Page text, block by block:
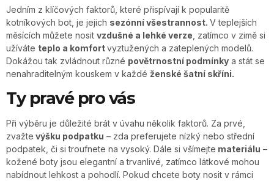
Jedním z klíčových faktorů, které přispívají k popularitě
kotníkových bot, je jejich sezónní všestrannost. V teplejších
měsících můžete nosit vzdušné a lehké verze , zatímco v zimě si
užíváte teplo a komfortvyztužených a zateplených modelů.
Dokážou tak zvládnout různé povětrnostní podmínky a stát se
nenahraditelným kouskem v každé ženské šatní skříni.
Ty pravé pro vás
Při výběru je důležité brát v úvahu několik faktorů. Za prvé,
zvažte výšku podpatku – zda preferujete nízký nebo střední
podpatek, či si troufnete na vysoký. Dále si všímejte materiálu –
kožené boty jsou elegantní a trvanlivé, zatímco látkové mohou
nabídnout lehkost a pohodlí. Pokud chcete boty nosit v rámci